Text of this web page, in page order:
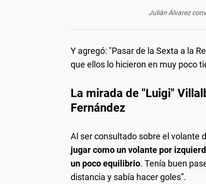
Julián Álvarez
Y agregó: "Pasar de la Sexta a la
que ellos lo hicieron en muy poco
La mirada de "Luigi"
Fernández
Al ser consultado sobre el volante
jugar como un volante por
un poco equilibrio. Tenía buen
distancia y sabía hacer goles”.